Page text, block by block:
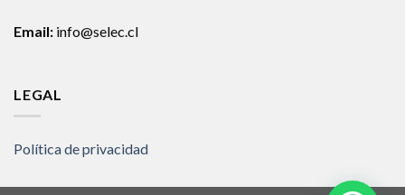
Email: info@selec.cl
LEGAL
Política de privacidad